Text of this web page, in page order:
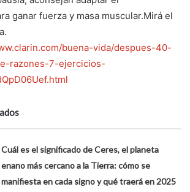
ganar fuerza y masa muscular.Mirá el
buena-vida/despues-40-
razones-7-ejercicios-
Cuál es el significado de Ceres, el planeta
enano más cercano a la Tierra: cómo se
manifiesta en cada signo y qué traerá en 2025